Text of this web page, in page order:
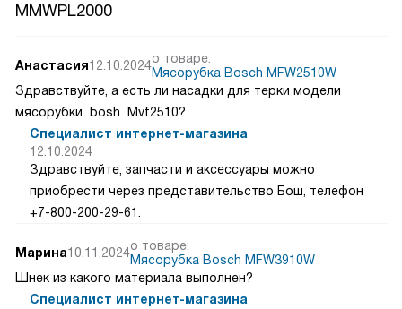
MMWPL2000
Анастасия12.10.2024о товаре:
Мясорубка Bosch MFW2510W
Здравствуйте, а есть ли насадки для терки модели
мясорубки bosh Mvf2510?
Специалист интернет-магазина
12.10.2024
Здравствуйте, запчасти и аксессуары можно
приобрести через представительство Бош, телефон
+7-800-200-29-61.
Марина10.11.2024о товаре:
Мясорубка Bosch MFW3910W
Шнек из какого материала выполнен?
Специалист интернет-магазина